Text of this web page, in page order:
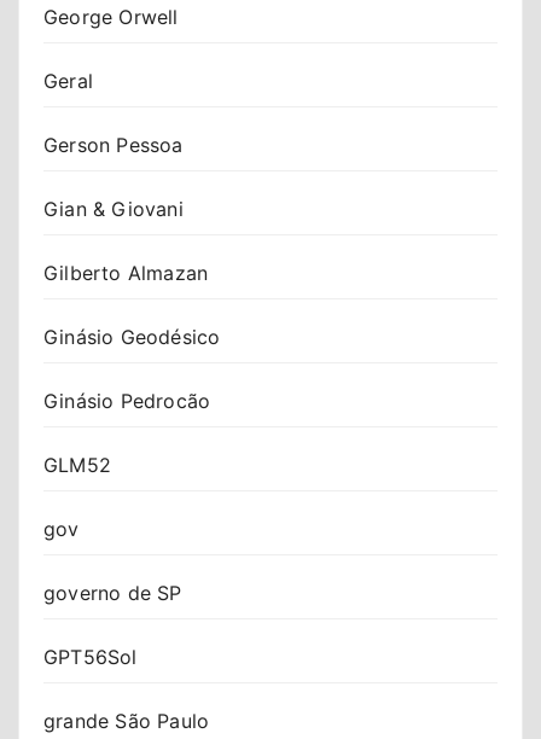
George Orwell
Geral
Gerson Pessoa
Gian & Giovani
Gilberto Almazan
Ginásio Geodésico
Ginásio Pedrocão
GLM52
gov
governo de SP
GPT56Sol
grande São Paulo